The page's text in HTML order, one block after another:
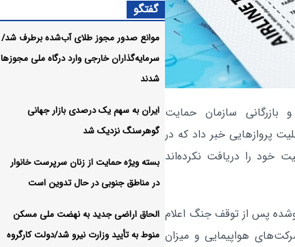
بازرگانی سازمان حمایت
پروازهایی خبر داد که در
خود را دریافت نکرده‌اند
پس از توقف جنگ اعلام
هواپیمایی و میزان
اقتصادی: بسته اینترنت هدیه خبرنگاران فعال
شد
اقتصادی:
اقتصادی: ایران به نسلی که اقتصاد را علمی و
آرشیو
گفتگو
موانع صدور مجوز طلای آب‌شده برطرف شد/
سرمایه‌گذاران خارجی وارد درگاه ملی مجوزها
شدند
ایران به سهم یک‌ درصدی بازار جهانی
گوهرسنگ نزدیک شد
بسته ویژه حمایت از زنان سرپرست خانوار
در مناطق جنوبی در حال تدوین است
الحاق اراضی جدید به نهضت ملی مسکن
منوط به تأیید وزارت نیرو شد/دولت کارگروه